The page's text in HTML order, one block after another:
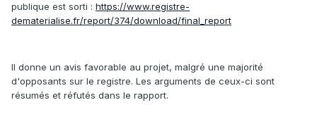
publique est sorti : https://www.registre-
dematerialise.fr/report/374/download/final_report
Il donne un avis favorable au projet, malgré une majorité
d'opposants sur le registre. Les arguments de ceux-ci sont
résumés et réfutés dans le rapport.